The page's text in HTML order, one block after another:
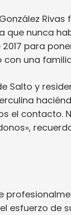
Rivas
que nunca
para
una
Salto y
el contacto.
esfuerzo de